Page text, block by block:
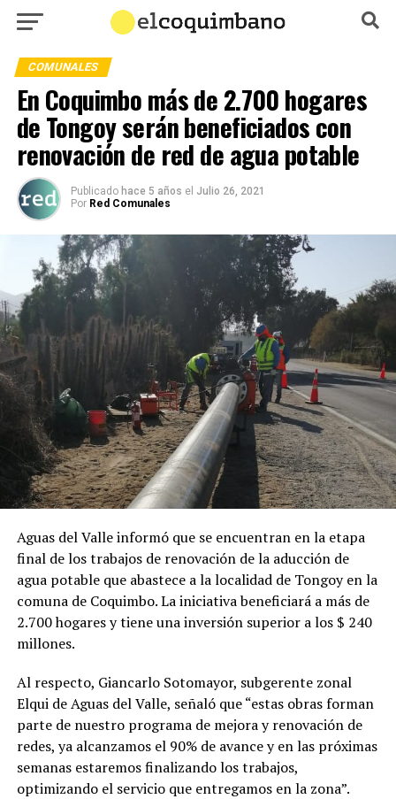
COMUNALES
En Coquimbo más de 2.700 hogares
de Tongoy serán beneficiados con
renovación de red de agua potable
Publicado hace 5 años el Julio 26, 2021
Por Red Comunales
Aguas del Valle informó que se encuentran en la etapa
final de los trabajos de renovación de la aducción de
agua potable que abastece a la localidad de Tongoy en la
comuna de Coquimbo. La iniciativa beneficiará a más de
2.700 hogares y tiene una inversión superior a los $ 240
millones.
Al respecto, Giancarlo Sotomayor, subgerente zonal
Elqui de Aguas del Valle, señaló que “estas obras forman
parte de nuestro programa de mejora y renovación de
redes, ya alcanzamos el 90% de avance y en las próximas
semanas estaremos finalizando los trabajos,
optimizando el servicio que entregamos en la zona”.